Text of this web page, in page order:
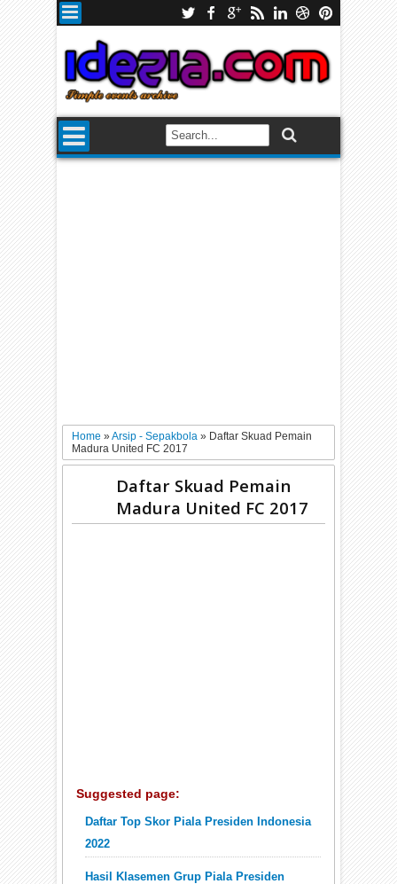
Home»Arsip - Sepakbola» Daftar Skuad Pemain
Madura United FC 2017
Daftar Skuad Pemain
Madura United FC 2017
Suggested page:
Daftar Top Skor Piala Presiden Indonesia
2022
Hasil Klasemen Grup Piala Presiden